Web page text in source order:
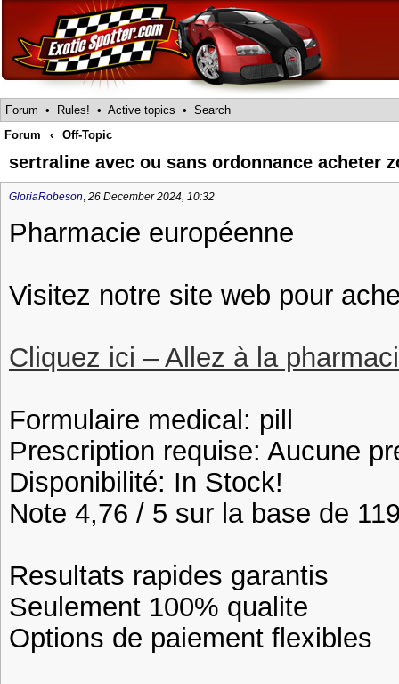
Forum • Rules! • Active topics • Search
Forum
‹ Off-Topic
sertraline avec ou sans ordonnance acheter
GloriaRobeson, 26 December 2024, 10:32
Pharmacie européenne
Visitez notre site web pour
Cliquez ici – Allez à la
Formulaire medical: pill
Prescription requise: Aucune
Disponibilité: In Stock!
Note 4,76 / 5 sur la base de
Resultats rapides garantis
Seulement 100% qualite
Options de paiement flexibles